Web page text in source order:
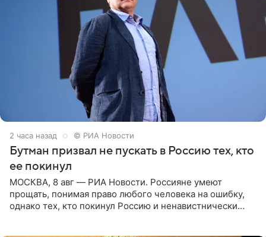
2 часа назад © РИА Новости
Бутман призвал не пускать в Россию тех, кто
ее покинул
МОСКВА, 8 авг — РИА Новости. Россияне умеют
прощать, понимая право любого человека на ошибку,
однако тех, кто покинул Россию и ненавистнически